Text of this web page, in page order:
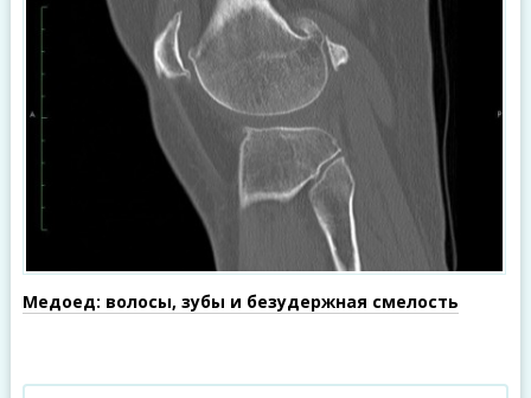
Медоед: волосы, зубы и безудержная смелость